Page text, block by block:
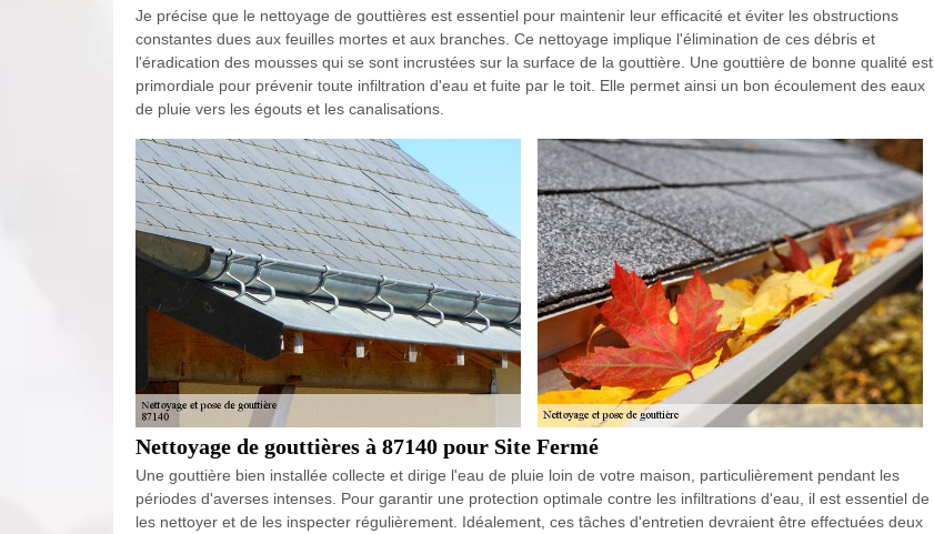
Je précise que le nettoyage de gouttières est essentiel pour maintenir leur efficacité et éviter les obstructions
constantes dues aux feuilles mortes et aux branches. Ce nettoyage implique l'élimination de ces débris et
l'éradication des mousses qui se sont incrustées sur la surface de la gouttière. Une gouttière de bonne qualité est
primordiale pour prévenir toute infiltration d'eau et fuite par le toit. Elle permet ainsi un bon écoulement des eaux
de pluie vers les égouts et les canalisations.
Nettoyage de gouttières à 87140 pour Site Fermé
Une gouttière bien installée collecte et dirige l'eau de pluie loin de votre maison, particulièrement pendant les
périodes d'averses intenses. Pour garantir une protection optimale contre les infiltrations d'eau, il est essentiel de
les nettoyer et de les inspecter régulièrement. Idéalement, ces tâches d'entretien devraient être effectuées deux